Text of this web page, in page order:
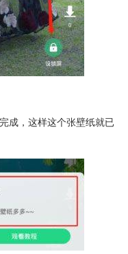
成，这样这个张壁纸就已